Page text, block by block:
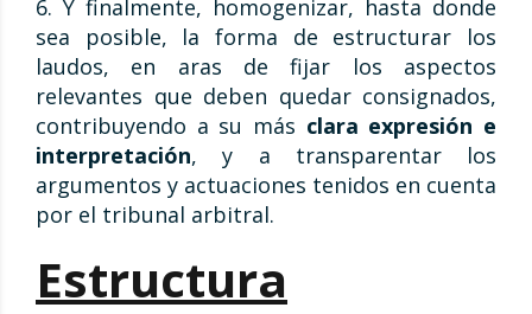
6. Y finalmente, homogenizar, hasta donde
sea posible, la forma de estructurar los
laudos, en aras de fijar los aspectos
relevantes que deben quedar consignados,
contribuyendo a su más clara expresión e
interpretación, y a transparentar los
argumentos y actuaciones tenidos en cuenta
por el tribunal arbitral.
Estructura